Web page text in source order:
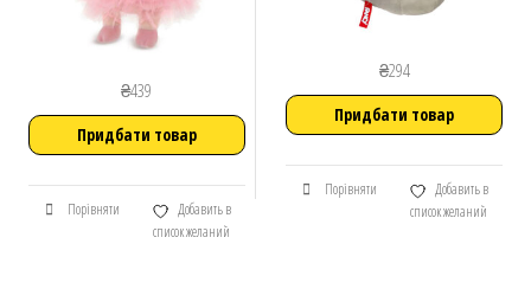
₴439
Придбати товар
Порівняти
Добавить в
список желаний
₴294
Придбати товар
Порівняти
Добавить в
список желаний